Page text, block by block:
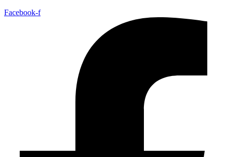
Facebook-f